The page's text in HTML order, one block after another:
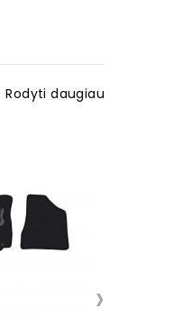
Rodyti daugiau
›